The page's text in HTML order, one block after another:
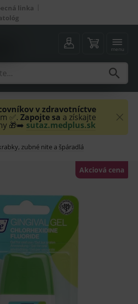
linka
menu
v zdravotníctve
✅. Zapojte sa a získajte
🎁➡️ sutaz.medplus.sk
zubné nite a špáradlá
Akciová cena